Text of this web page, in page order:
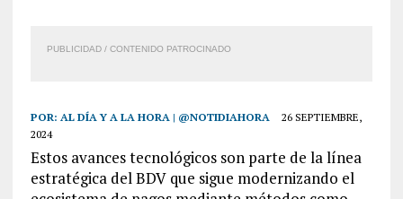
PUBLICIDAD / CONTENIDO PATROCINADO
POR: AL DÍA Y A LA HORA | @NOTIDIAHORA
26 SEPTIEMBRE,
2024
Estos avances tecnológicos son parte de la línea
estratégica del BDV que sigue modernizando el